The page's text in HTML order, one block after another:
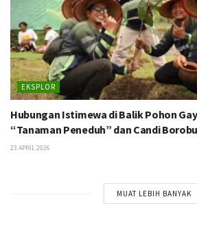
EKSPLOR
Hubungan Istimewa di Balik Pohon
“Tanaman Peneduh” dan Candi
23 APRIL 2026
MUAT LEBIH BANYAK